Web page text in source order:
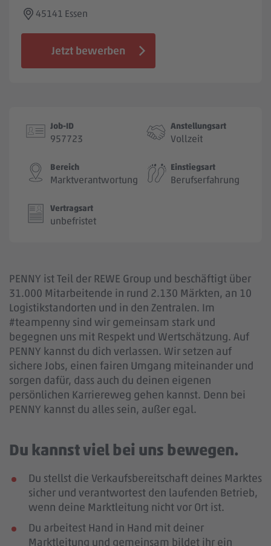
45141 Essen
Jetzt bewerben
Job-ID
957723
Anstellungsart
Vollzeit
Bereich
Marktverantwortung
Einstiegsart
Berufserfahrung
Vertragsart
unbefristet
PENNY ist Teil der REWE Group und beschäftigt über
31.000 Mitarbeitende in rund 2.130 Märkten, an 10
Logistikstandorten und in den Zentralen. Im
#teampenny sind wir gemeinsam stark und
begegnen uns mit Respekt und Wertschätzung. Auf
PENNY kannst du dich verlassen. Wir setzen auf
sichere Jobs, einen fairen Umgang miteinander und
sorgen dafür, dass auch du deinen eigenen
persönlichen Karriereweg gehen kannst. Denn bei
PENNY kannst du alles sein, außer egal.
Du kannst viel bei uns bewegen.
Du stellst die Verkaufsbereitschaft deines Marktes
sicher und verantwortest den laufenden Betrieb,
wenn deine Marktleitung nicht vor Ort ist.
Du arbeitest Hand in Hand mit deiner
Marktleitung und gemeinsam bildet ihr ein